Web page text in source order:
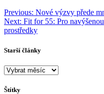
Navigace
pro
Previous: Nové výzvy přede
Next: Fit for 55: Pro
prostředky
Starší články
Starší
Štítky